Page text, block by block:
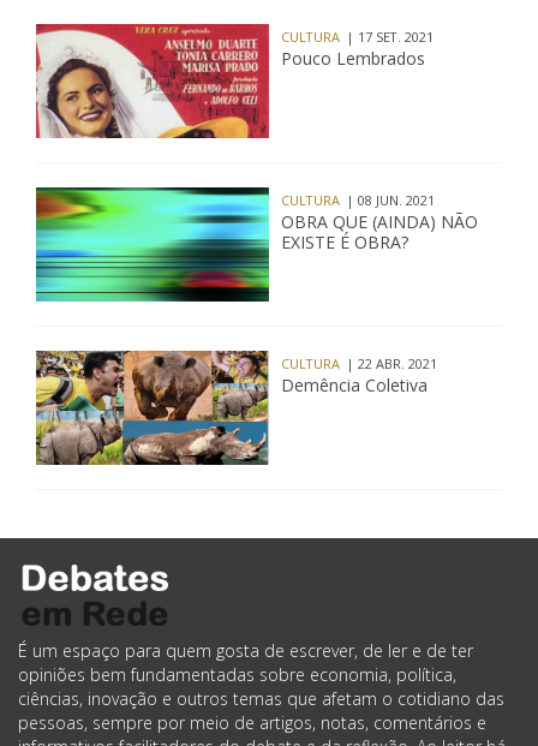
CULTURA | 17 SET. 2021
Pouco Lembrados
CULTURA | 08 JUN. 2021
OBRA QUE (AINDA) NÃO
EXISTE É OBRA?
CULTURA | 22 ABR. 2021
Demência Coletiva
É um espaço para quem gosta de escrever, de ler e de ter
opiniões bem fundamentadas sobre economia, política,
ciências, inovação e outros temas que afetam o cotidiano das
pessoas, sempre por meio de artigos, notas, comentários e